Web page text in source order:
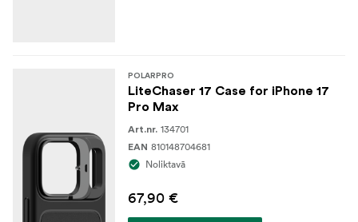
POLARPRO
LiteChaser 17 Case for iPhone 17
Pro Max
Art.nr. 134701
EAN 810148704681
Noliktavā
67,90 €